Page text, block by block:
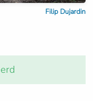
Filip Dujardin